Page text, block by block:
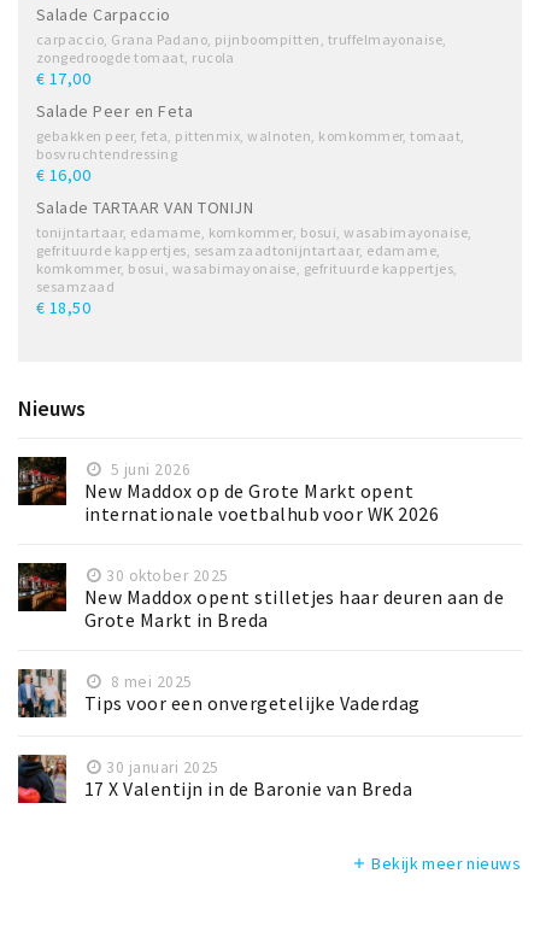
Salade Carpaccio
carpaccio, Grana Padano, pijnboompitten, truffelmayonaise,
zongedroogde tomaat, rucola
€ 17,00
Salade Peer en Feta
gebakken peer, feta, pittenmix, walnoten, komkommer, tomaat,
bosvruchtendressing
€ 16,00
Salade TARTAAR VAN TONIJN
tonijntartaar, edamame, komkommer, bosui, wasabimayonaise,
gefrituurde kappertjes, sesamzaadtonijntartaar, edamame,
komkommer, bosui, wasabimayonaise, gefrituurde kappertjes,
sesamzaad
€ 18,50
Nieuws
5 juni 2026
New Maddox op de Grote Markt opent
internationale voetbalhub voor WK 2026
30 oktober 2025
New Maddox opent stilletjes haar deuren aan de
Grote Markt in Breda
8 mei 2025
Tips voor een onvergetelijke Vaderdag
30 januari 2025
17 X Valentijn in de Baronie van Breda
add Bekijk meer nieuws